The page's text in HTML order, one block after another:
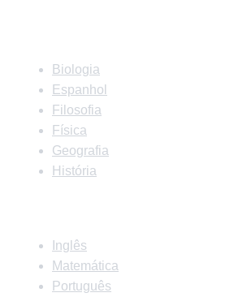
Biologia
Espanhol
Filosofia
Física
Geografia
História
Inglês
Matemática
Português